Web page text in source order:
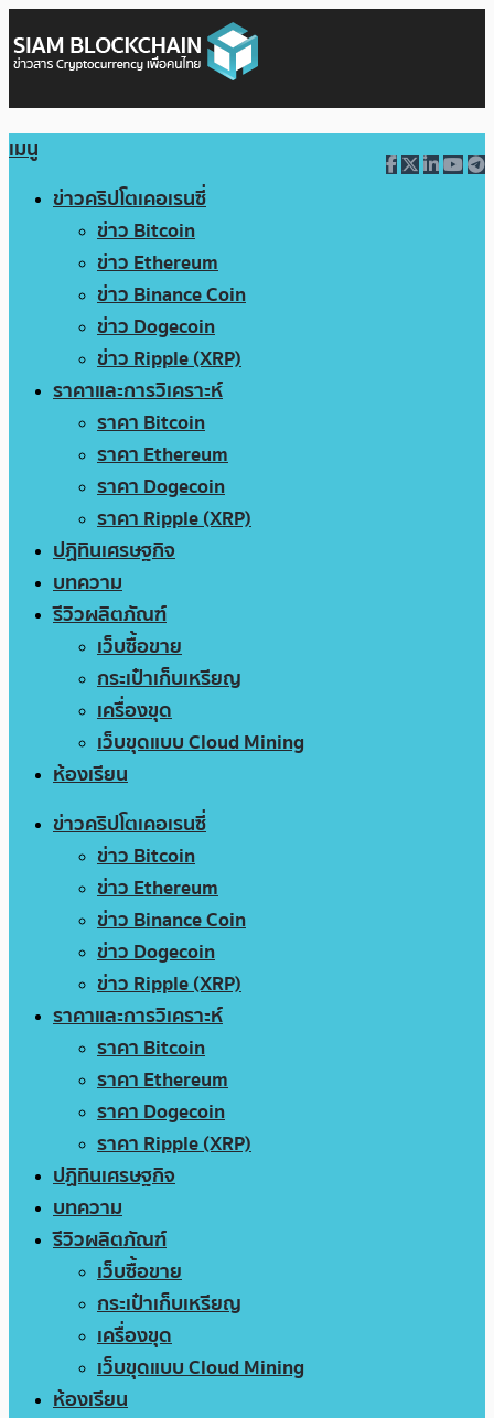
เมนู
ข่าวคริปโตเคอเรนซี่
ข่าว Bitcoin
ข่าว Ethereum
ข่าว Binance Coin
ข่าว Dogecoin
ข่าว Ripple (XRP)
ราคาและการวิเคราะห์
ราคา Bitcoin
ราคา Ethereum
ราคา Dogecoin
ราคา Ripple (XRP)
ปฏิทินเศรษฐกิจ
บทความ
รีวิวผลิตภัณฑ์
เว็บซื้อขาย
กระเป๋าเก็บเหรียญ
เครื่องขุด
เว็บขุดแบบ Cloud Mining
ห้องเรียน
ข่าวคริปโตเคอเรนซี่
ข่าว Bitcoin
ข่าว Ethereum
ข่าว Binance Coin
ข่าว Dogecoin
ข่าว Ripple (XRP)
ราคาและการวิเคราะห์
ราคา Bitcoin
ราคา Ethereum
ราคา Dogecoin
ราคา Ripple (XRP)
ปฏิทินเศรษฐกิจ
บทความ
รีวิวผลิตภัณฑ์
เว็บซื้อขาย
กระเป๋าเก็บเหรียญ
เครื่องขุด
เว็บขุดแบบ Cloud Mining
ห้องเรียน